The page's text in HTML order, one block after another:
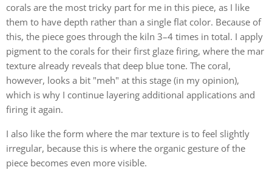
corals are the most tricky part for me in this piece, as I like
them to have depth rather than a single flat color. Because of
this, the piece goes through the kiln 3–4 times in total. I apply
pigment to the corals for their first glaze firing, where the mar
texture already reveals that deep blue tone. The coral,
however, looks a bit "meh" at this stage (in my opinion),
which is why I continue layering additional applications and
firing it again.
I also like the form where the mar texture is to feel slightly
irregular, because this is where the organic gesture of the
piece becomes even more visible.